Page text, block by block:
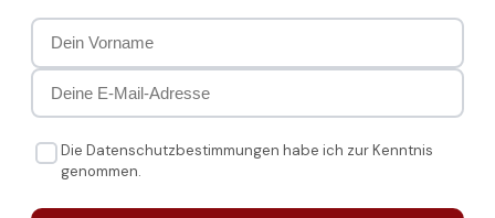
Die Datenschutzbestimmungen habe ich zur Kenntnis
genommen.